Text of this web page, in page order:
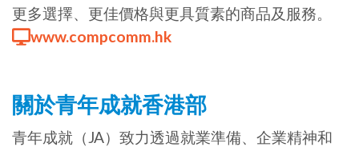
更多選擇、更佳價格與更具質素的商品及服務。
www.compcomm.hk
關於青年成就香港部
青年成就（JA）致力透過就業準備、企業精神和